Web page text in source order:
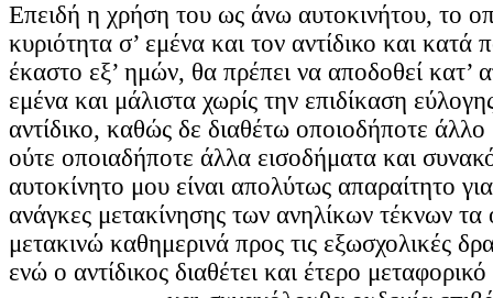
Επειδή η χρήση του ως άνω αυτοκινήτου, το
κυριότητα σ’ εμένα και τον αντίδικο και
έκαστο εξ’ ημών, θα πρέπει να αποδοθεί κατ’
εμένα και μάλιστα χωρίς την επιδίκαση
αντίδικο, καθώς δε διαθέτω οποιοδήποτε
ούτε οποιαδήποτε άλλα εισοδήματα και
αυτοκίνητο μου είναι απολύτως απαραίτητο
ανάγκες μετακίνησης των ανηλίκων τέκνων τα
μετακινώ καθημερινά προς τις εξωσχολικές
ενώ ο αντίδικος διαθέτει και έτερο